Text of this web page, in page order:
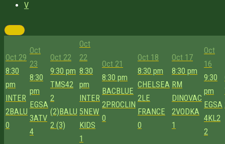
V
Oct 29
8:30
pm
INTER
2BALU
0
Oct
23
8:30
pm
EGSA
3ATV
4
Oct 22
9:30 pm
TMS42
2
(2)BALU
2 (3)
Oct
22
8:30
pm
INTER
5NEW
KIDS
1
Oct 21
8:30 pm
BACBLUE
2PROCLIN
0
Oct 18
8:30 pm
CHELSEA
2LE
FRANCE
0
Oct 17
8:30 pm
RM
DINOVAC
2VODKA
1
Oct
16
9:30
pm
EGSA
4KL2
2